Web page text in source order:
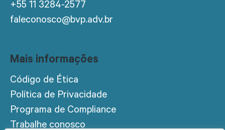
+55 11 3284-2577
faleconosco@bvp.adv.br
Mais informações
Código de Ética
Política de Privacidade
Programa de Compliance
Trabalhe conosco